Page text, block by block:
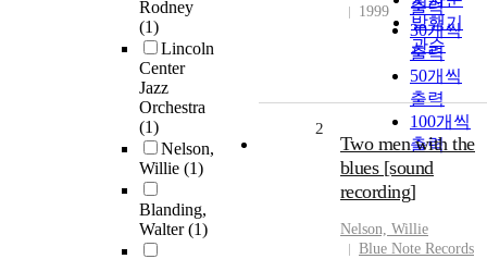
Rodney
(1)
Lincoln
Center
Jazz
Orchestra
(1)
Nelson,
Willie (1)
Blanding,
Walter(1)
발행기
관순
출력
30개씩
출력
50개씩
출력
100개씩
출력
1999
2
Two men with the
blues [sound
recording]
Nelson, Willie
Blue Note Records